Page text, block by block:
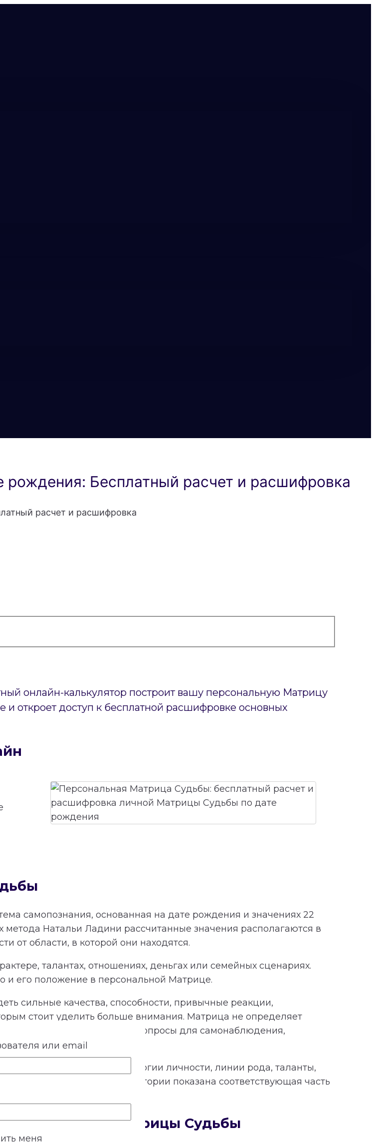
Бесплатный расчет и расшифровка
расчет и расшифровка
онлайн-калькулятор построит вашу персональную Матрицу
откроет доступ к бесплатной расшифровке основных
самопознания, основанная на дате рождения и значениях 22
Натальи Ладини рассчитанные значения располагаются в
от области, в которой они находятся.
талантах, отношениях, деньгах или семейных сценариях.
и его положение в персональной Матрице.
сильные качества, способности, привычные реакции,
стоит уделить больше внимания. Матрица не определяет
можно использовать как вопросы для самонаблюдения,
основные энергии личности, линии рода, таланты,
с описанием каждой категории показана соответствующая часть
Матрицы Судьбы
или email
меня